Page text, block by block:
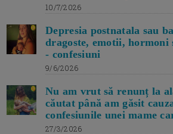
10/7/2026
Depresia postnatala sau
dragoste, emotii, hormoni
- confesiuni
9/6/2026
Nu am vrut să renunț la
căutat până am găsit
confesiunile unei mame
27/3/2026